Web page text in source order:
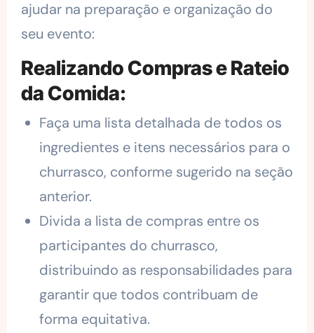
ajudar na preparação e organização do
seu evento:
Realizando Compras e Rateio
da Comida:
Faça uma lista detalhada de todos os
ingredientes e itens necessários para o
churrasco, conforme sugerido na seção
anterior.
Divida a lista de compras entre os
participantes do churrasco,
distribuindo as responsabilidades para
garantir que todos contribuam de
forma equitativa.